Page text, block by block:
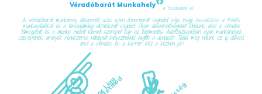
Véradóbarát Munkahely a facebookon is!
A véradóbarát munkahely állásportál, azaz ezen donorbarát segédlet célja, hogy összekösse a felelős
munkavállalókat és a társadalmilag elkötelezett cégeket. Olyan álláslehetőségeket kínálunk, ahol a véradás
támogatott, és a munka mellett kiemelt szerepet kap az életmentés. Adatbázisunkban olyan munkahelyek
szerepelnek, amelyek rendszeres kitelepült helyszínekkel segítik a donációt. Találd meg nálunk az új állásod,
ahol a véradás és a karrier kéz a kézben jár!